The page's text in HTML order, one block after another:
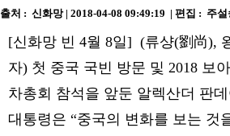
연예 관광
생생 중국어
출처 : 신화망 | 2018-04-08 09:49:19 | 편집 : 주설
[신화망 빈 4월 8일] (류샹(劉尚),
자) 첫 중국 국빈 방문 및 2018 보
차총회 참석을 앞둔 알렉산더 판
대통령은 “중국의 변화를 보는 것